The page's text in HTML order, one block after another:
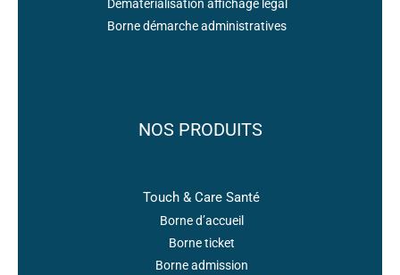
Dématérialisation affichage légal
Borne démarche administratives
NOS PRODUITS
Touch & Care Santé
Borne d’accueil
Borne ticket
Borne admission